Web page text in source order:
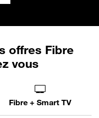
offres Fibre
vous
Fibre + Smart TV